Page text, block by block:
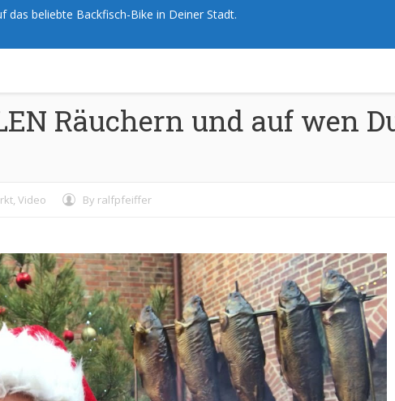
das beliebte Backfisch-Bike in Deiner Stadt.
Räuchern und auf wen
, Video By ralfpfeiffer